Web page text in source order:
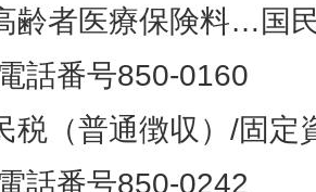
齢者医療保険料…国
話番号850-0160
税（普通徴収）/固
話番号850-0242